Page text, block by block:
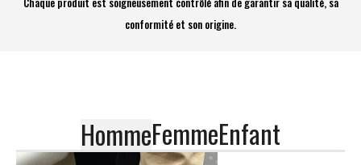
conformité et son origine.
HommeFemmeEnfant